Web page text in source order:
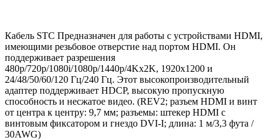
Кабель STC Предназначен для работы с устройствами HDMI,
имеющими резьбовое отверстие над портом HDMI. Он
поддерживает разрешения
480p/720p/1080i/1080p/1440p/4Kx2K, 1920x1200 и
24/48/50/60/120 Гц/240 Гц. Этот высокопроизводительный
адаптер поддерживает HDCP, высокую пропускную
способность и несжатое видео. (REV2; разъем HDMI и винт
от центра к центру: 9,7 мм; разъемы: штекер HDMI с
винтовым фиксатором и гнездо DVI-I; длина: 1 м/3,3 фута /
30AWG)